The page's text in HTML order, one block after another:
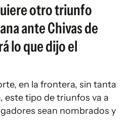
otro triunfo
ante Chivas de
lo que dijo el
en la frontera, sin tanta
este tipo de triunfos va a
sean nombrados y